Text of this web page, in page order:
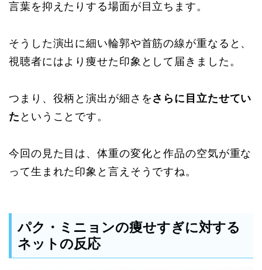
言葉を抑えたりする場面が目立ちます。
そうした演出に細い輪郭や首筋の線が重なると、
視聴者にはより痩せた印象として届きました。
つまり、役柄と演出が細さを さらに目立たせてい
た ということです。
今回の見た目は、体重の変化と作品の空気が重な
って生まれた印象と言えそうですね。
パク・ミニョンの痩せすぎに対する
ネットの反応